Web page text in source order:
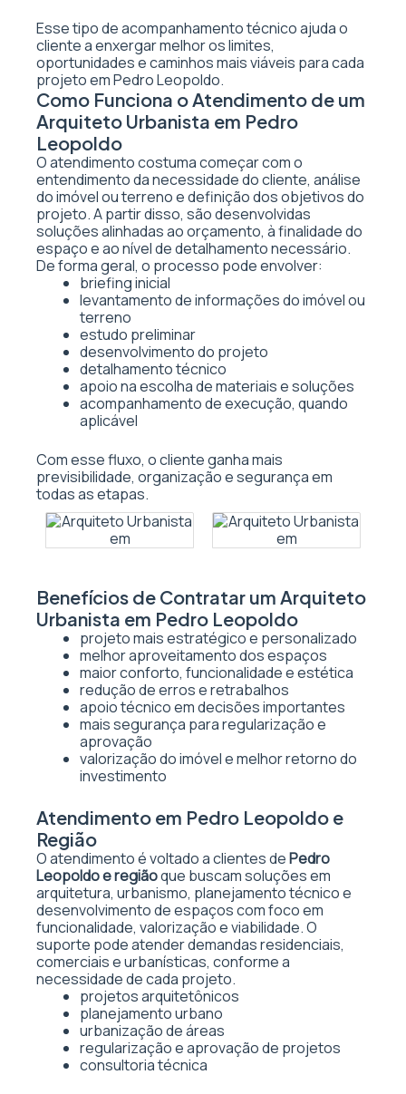
Esse tipo de acompanhamento técnico ajuda o
cliente a enxergar melhor os limites,
oportunidades e caminhos mais viáveis para cada
projeto em Pedro Leopoldo.
Como Funciona o Atendimento de um
Arquiteto Urbanista em Pedro
Leopoldo
O atendimento costuma começar com o
entendimento da necessidade do cliente, análise
do imóvel ou terreno e definição dos objetivos do
projeto. A partir disso, são desenvolvidas
soluções alinhadas ao orçamento, à finalidade do
espaço e ao nível de detalhamento necessário.
De forma geral, o processo pode envolver:
briefing inicial
levantamento de informações do imóvel ou
terreno
estudo preliminar
desenvolvimento do projeto
detalhamento técnico
apoio na escolha de materiais e soluções
acompanhamento de execução, quando
aplicável
Com esse fluxo, o cliente ganha mais
previsibilidade, organização e segurança em
todas as etapas.
Benefícios de Contratar um Arquiteto
Urbanista em Pedro Leopoldo
projeto mais estratégico e personalizado
melhor aproveitamento dos espaços
maior conforto, funcionalidade e estética
redução de erros e retrabalhos
apoio técnico em decisões importantes
mais segurança para regularização e
aprovação
valorização do imóvel e melhor retorno do
investimento
Atendimento em Pedro Leopoldo e
Região
O atendimento é voltado a clientes dePedro
Leopoldo e regiãoque buscam soluções em
arquitetura, urbanismo, planejamento técnico e
desenvolvimento de espaços com foco em
funcionalidade, valorização e viabilidade. O
suporte pode atender demandas residenciais,
comerciais e urbanísticas, conforme a
necessidade de cada projeto.
projetos arquitetônicos
planejamento urbano
urbanização de áreas
regularização e aprovação de projetos
consultoria técnica